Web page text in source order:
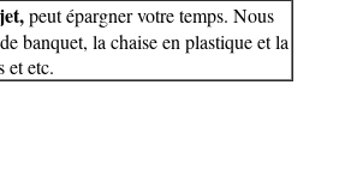
peut épargner votre temps. Nous
banquet, la chaise en plastique et la
et etc.